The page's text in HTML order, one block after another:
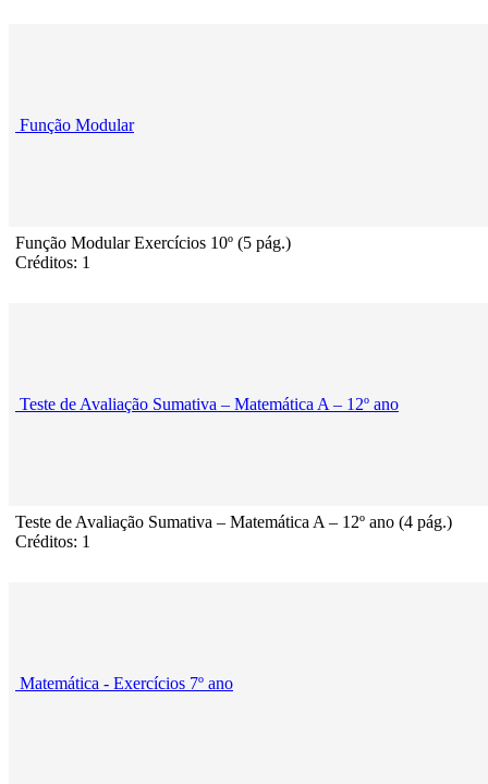
Função Modular
Função Modular Exercícios 10º (5 pág.)
Créditos: 1
Teste de Avaliação Sumativa – Matemática A – 12º ano
Teste de Avaliação Sumativa – Matemática A – 12º ano (4 pág.)
Créditos: 1
Matemática - Exercícios 7º ano